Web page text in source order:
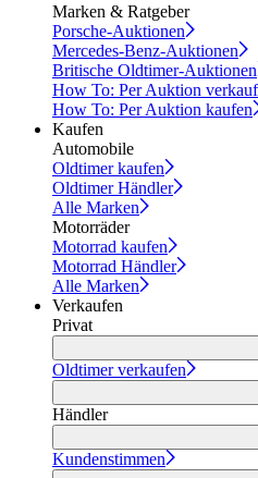
Marken & Ratgeber
Porsche-Auktionen
Mercedes-Benz-Auktionen
Britische Oldtimer-Auktionen
How To: Per Auktion
How To: Per Auktion kaufen
Kaufen
Automobile
Oldtimer kaufen
Oldtimer Händler
Alle Marken
Motorräder
Motorrad kaufen
Motorrad Händler
Alle Marken
Verkaufen
Privat
Oldtimer verkaufen
Händler
Kundenstimmen